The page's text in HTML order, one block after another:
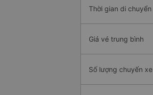
Thời gian di chuyển
Giá vé trung bình
Số lượng chuyến xe